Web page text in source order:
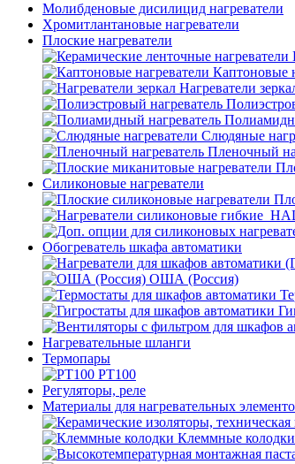
Молибденовые дисилицид нагреватели
Хромитлантановые нагреватели
Плоские нагреватели
Каптоновые
Нагреватели
Слюдяные
Пленочный
Силиконовые нагреватели
Обогреватель шкафа автоматики
ОША (Россия)
Нагревательные шланги
Термопары
PT100
Регуляторы, реле
Материалы для нагревательных
Клеммные колодки